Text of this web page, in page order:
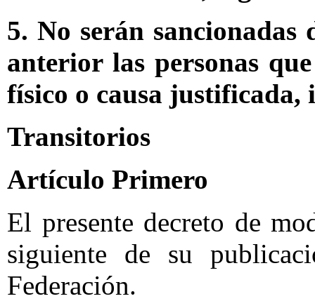
5. No serán
anterior las personas
físico o causa justificada,
Transitorios
Artículo Primero
El presente decreto de
siguiente de su
Federación.